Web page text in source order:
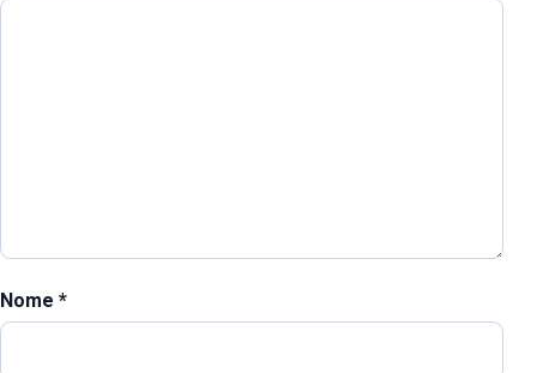
Nome *